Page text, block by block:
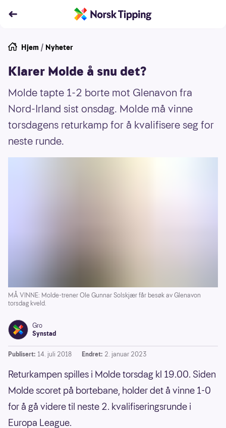
Hjem / Nyheter
Klarer Molde å snu det?
Molde tapte 1-2 borte mot Glenavon fra
Nord-Irland sist onsdag. Molde må vinne
torsdagens returkamp for å kvalifisere seg for
neste runde.
MÅ VINNE: Molde-trener Ole Gunnar Solskjær får besøk av Glenavon
torsdag kveld.
Gro
Synstad
Publisert: 14. juli 2018 Endret: 2. januar 2023
Returkampen spilles i Molde torsdag kl 19.00. Siden
Molde scoret på bortebane, holder det å vinne 1-0
for å gå videre til neste 2. kvalifiseringsrunde i
Europa League.